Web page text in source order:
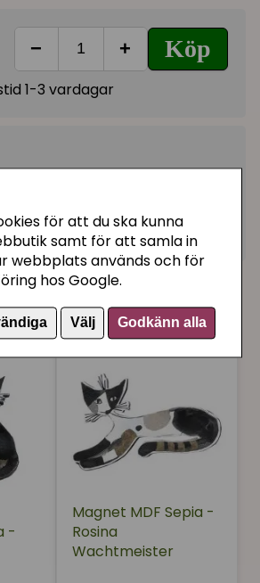
för att du ska kunna
samt för att samla in
webbplats används och för
hos Google.
Välj Godkänn alla
− + Köp
1-3 vardagar
104114
köpte även
-
Magnet MDF Sepia -
Rosina
Wachtmeister